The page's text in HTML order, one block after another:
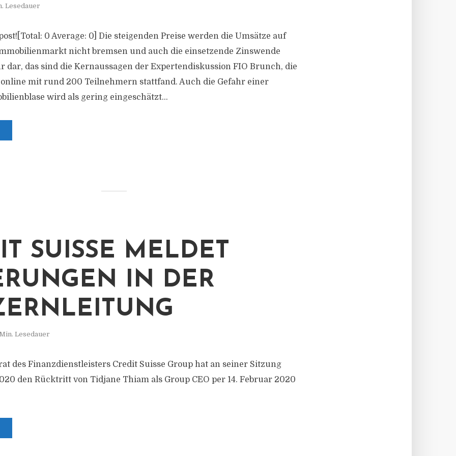
Lesedauer
0 Average: 0] Die steigenden Preise werden die Umsätze auf
nicht bremsen und auch die einsetzende Zinswende
dar, das sind die Kernaussagen der Expertendiskussion FIO Brunch, die
mit rund 200 Teilnehmern stattfand. Auch die Gefahr einer
wird als gering eingeschätzt...
SUISSE MELDET
IN DER
Lesedauer
des Finanzdienstleisters Credit Suisse Group hat an seiner Sitzung
den Rücktritt von Tidjane Thiam als Group CEO per 14. Februar 2020